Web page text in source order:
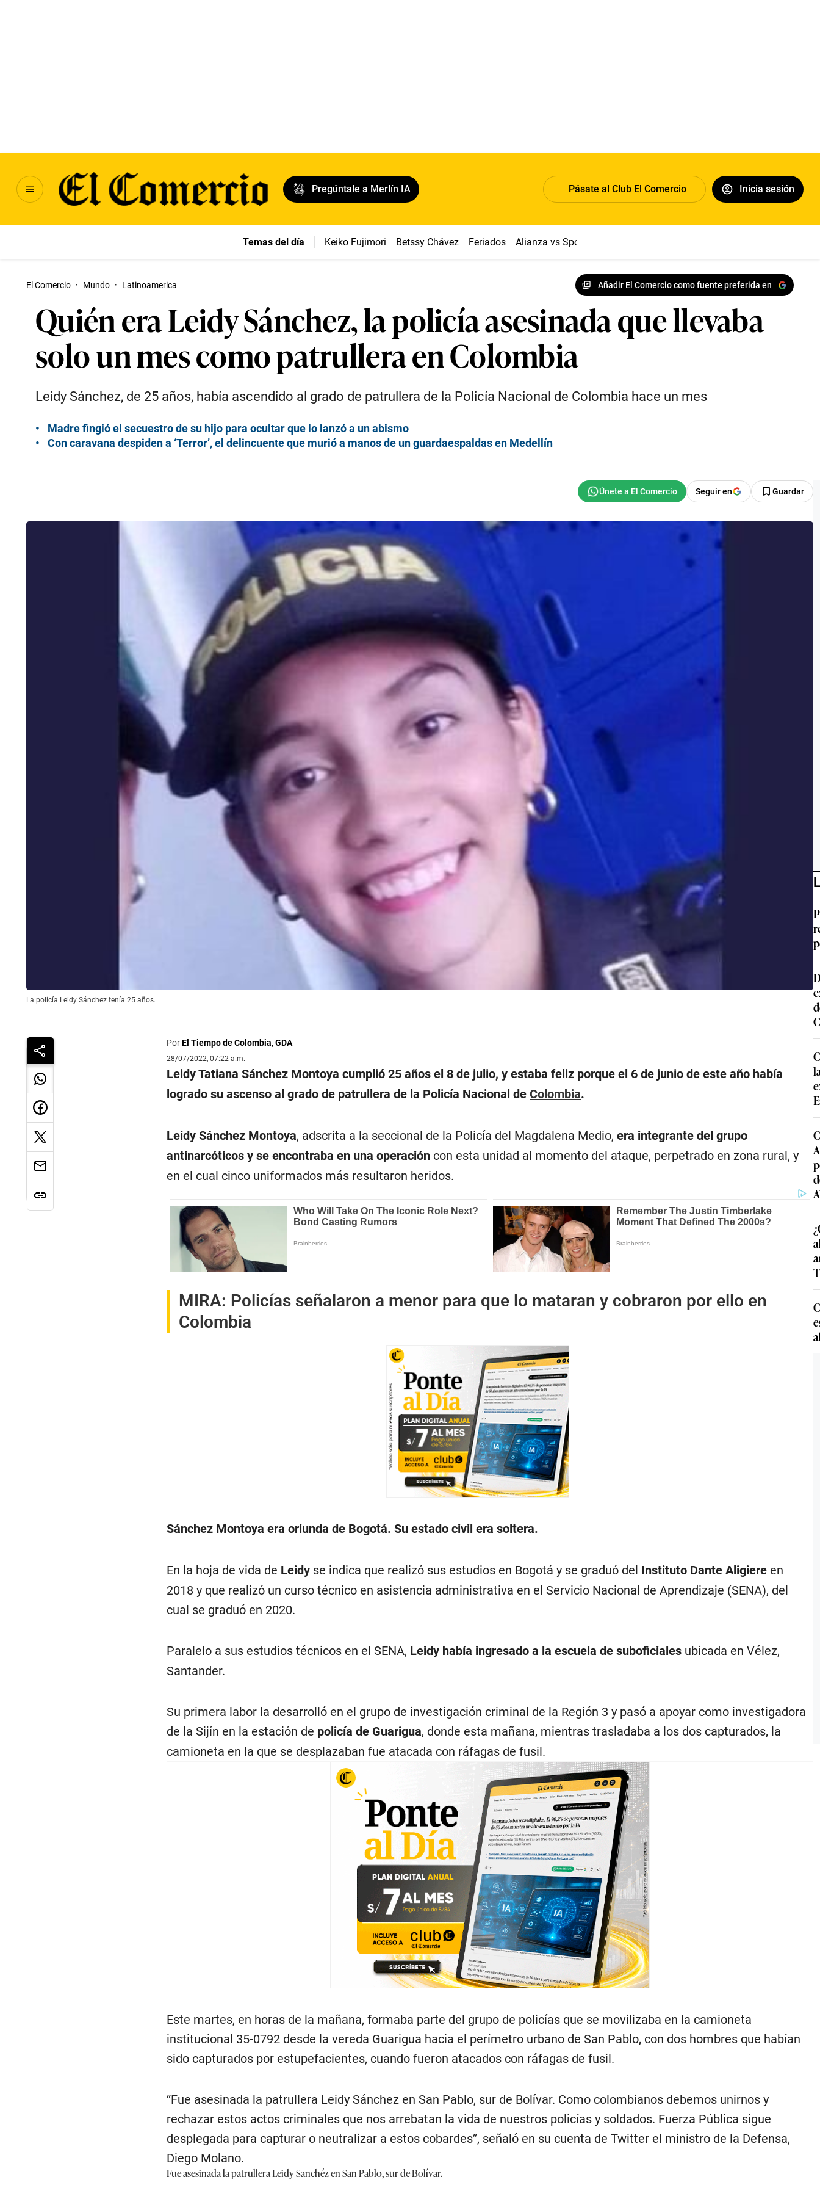
Pregúntale a Merlín IA Pásate al Club El Comercio Inicia sesión
Temas del día Keiko Fujimori Betssy Chávez Feriados Alianza vs Sport Boys
El Comercio · Mundo · Latinoamerica Añadir El Comercio como fuente preferida en
Quién era Leidy Sánchez, la policía asesinada que llevaba
solo un mes como patrullera en Colombia
Leidy Sánchez, de 25 años, había ascendido al grado de patrullera de la Policía Nacional de Colombia hace un mes
Madre fingió el secuestro de su hijo para ocultar que lo lanzó a un abismo
Con caravana despiden a ‘Terror’, el delincuente que murió a manos de un guardaespaldas en Medellín
Seguir en Guardar
La policía Leidy Sánchez tenía 25 años.
PorEl Tiempo de Colombia, GDA
28/07/2022, 07:22 a.m.
Leidy Tatiana Sánchez Montoya cumplió 25 años el 8 de julio, y estaba feliz porque el 6 de junio de este año había
logrado su ascenso al grado de patrullera de la Policía Nacional deColombia.
Leidy Sánchez Montoya, adscrita a la seccional de la Policía del Magdalena Medio,era integrante del grupo
antinarcóticos y se encontraba en una operación con esta unidad al momento del ataque, perpetrado en zona rural, y
en el cual cinco uniformados más resultaron heridos.
MIRA: Policías señalaron a menor para que lo mataran y cobraron por ello en
Colombia
Sánchez Montoya era oriunda de Bogotá. Su estado civil era soltera.
En la hoja de vida de Leidy se indica que realizó sus estudios en Bogotá y se graduó del Instituto Dante Aligiere en
2018 y que realizó un curso técnico en asistencia administrativa en el Servicio Nacional de Aprendizaje (SENA), del
cual se graduó en 2020.
Paralelo a sus estudios técnicos en el SENA, Leidy había ingresado a la escuela de suboficiales ubicada en Vélez,
Santander.
Su primera labor la desarrolló en el grupo de investigación criminal de la Región 3 y pasó a apoyar como investigadora
de la Sijín en la estación de policía de Guarigua, donde esta mañana, mientras trasladaba a los dos capturados, la
camioneta en la que se desplazaban fue atacada con ráfagas de fusil.
Este martes, en horas de la mañana, formaba parte del grupo de policías que se movilizaba en la camioneta
institucional 35-0792 desde la vereda Guarigua hacia el perímetro urbano de San Pablo, con dos hombres que habían
sido capturados por estupefacientes, cuando fueron atacados con ráfagas de fusil.
“Fue asesinada la patrullera Leidy Sánchez en San Pablo, sur de Bolívar. Como colombianos debemos unirnos y
rechazar estos actos criminales que nos arrebatan la vida de nuestros policías y soldados. Fuerza Pública sigue
desplegada para capturar o neutralizar a estos cobardes”, señaló en su cuenta de Twitter el ministro de la Defensa,
Diego Molano.
Fue asesinada la patrullera Leidy Sanchéz en San Pablo, sur de Bolívar.